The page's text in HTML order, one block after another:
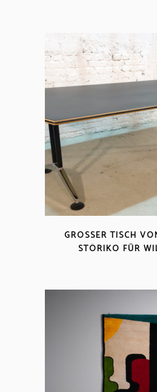
GROSSER TISCH
TÖRIKO FÜR